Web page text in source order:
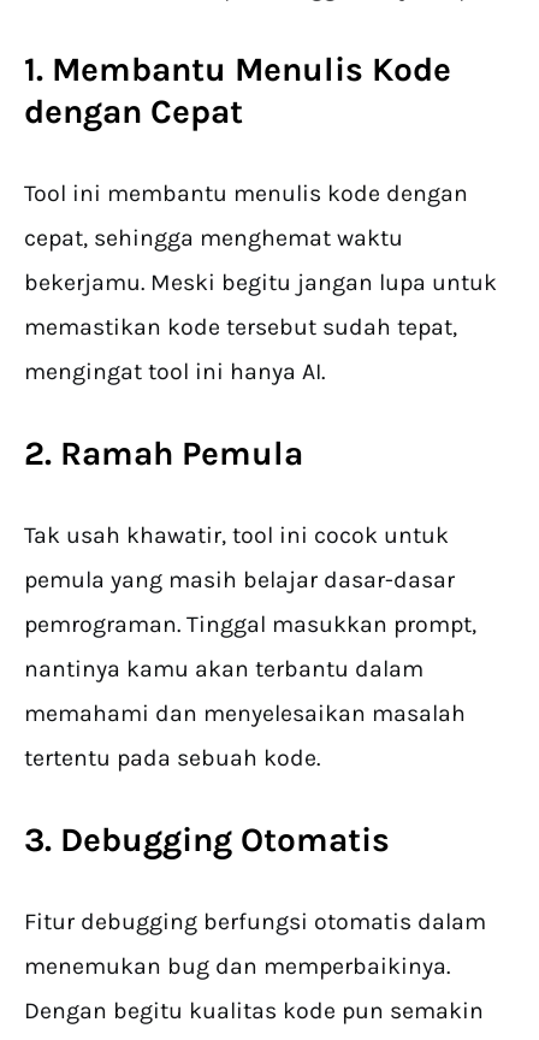
1. Membantu Menulis Kode
dengan Cepat
Tool ini membantu menulis kode dengan
cepat, sehingga menghemat waktu
bekerjamu. Meski begitu jangan lupa untuk
memastikan kode tersebut sudah tepat,
mengingat tool ini hanya AI.
2. Ramah Pemula
Tak usah khawatir, tool ini cocok untuk
pemula yang masih belajar dasar-dasar
pemrograman. Tinggal masukkan prompt,
nantinya kamu akan terbantu dalam
memahami dan menyelesaikan masalah
tertentu pada sebuah kode.
3. Debugging Otomatis
Fitur debugging berfungsi otomatis dalam
menemukan bug dan memperbaikinya.
Dengan begitu kualitas kode pun semakin